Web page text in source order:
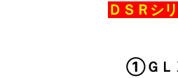
ＤＳＲシ
①ＧＬ